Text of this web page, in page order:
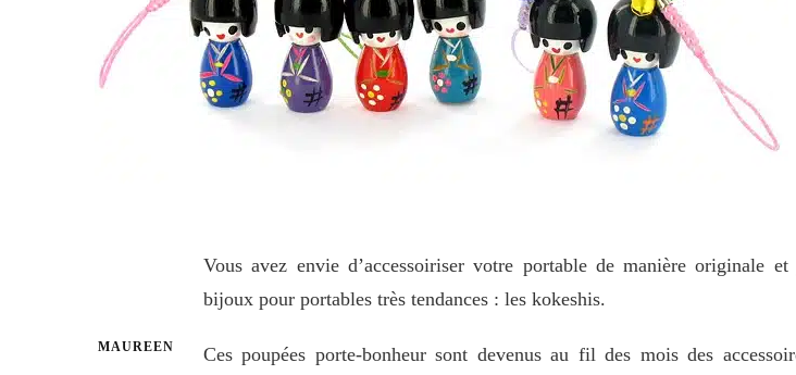
MAUREEN
Vous avez envie d’accessoiriser votre portable de manière originale
bijoux pour portables très tendances : les kokeshis.
Ces poupées porte-bonheur sont devenus au fil des mois des